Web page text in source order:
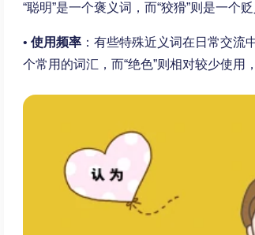
“聪明”是一个褒义词，而“狡猾”则是一个贬
• 使用频率：有些特殊近义词在日常交流
个常用的词汇，而“绝色”则相对较少使用